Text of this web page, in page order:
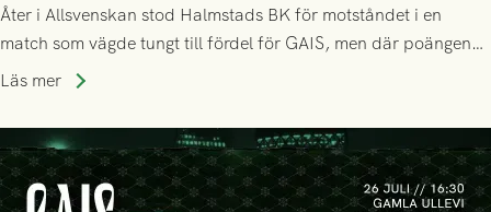
Åter i Allsvenskan stod Halmstads BK för motståndet i en
match som vägde tungt till fördel för GAIS, men där poängen
delades efter dramatik på tilläggstid.
Läs mer